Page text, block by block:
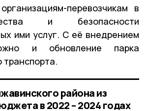
перевозчикам в
и безопасности
ими услуг. С её внедрением
и обновление парка
района из
в 2022 – 2024 годах